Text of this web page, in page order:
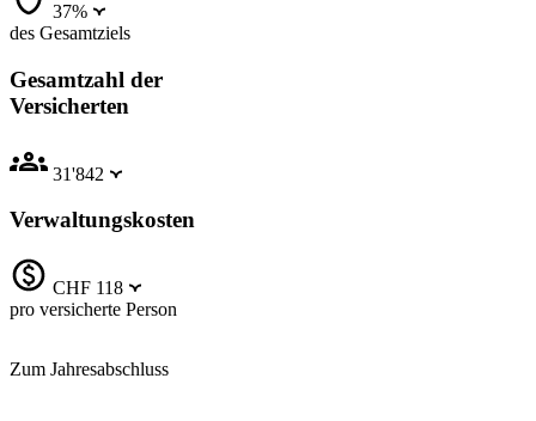
37%
des Gesamtziels
Gesamtzahl der
Versicherten
31'842
Verwaltungskosten
CHF 118
pro versicherte Person
Zum Jahresabschluss